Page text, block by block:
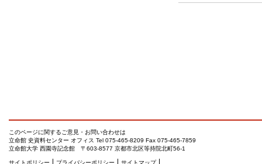
このページに関するご意見・お問い合わせは
立命館 史資料センター オフィス Tel 075-465-8209 Fax 075-465-7859
立命館大学 西園寺記念館 〒603-8577 京都市北区等持院北町56-1
サイトポリシー プライバシーポリシー サイトマップ